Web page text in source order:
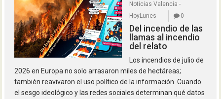
Noticias Valencia -
HoyLunes
0
Del incendio de las
llamas al incendio
del relato
Los incendios de julio de
2026 en Europa no solo arrasaron miles de hectáreas;
también reavivaron el uso político de la información. Cuando
el sesgo ideológico y las redes sociales determinan qué datos